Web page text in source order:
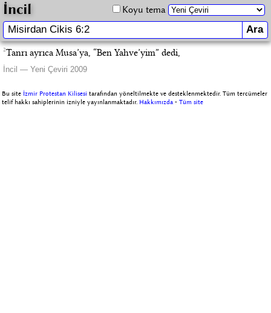
İncil Koyu tema
2Tanrı ayrıca Musa’ya, “Ben Yahve’yim” dedi,
İncil — Yeni Çeviri 2009
Bu site İzmir Protestan Kilisesi tarafından yöneltilmekte ve desteklenmektedir. Tüm tercümeler
telif hakkı sahiplerinin izniyle yayınlanmaktadır. Hakkımızda -Tüm site